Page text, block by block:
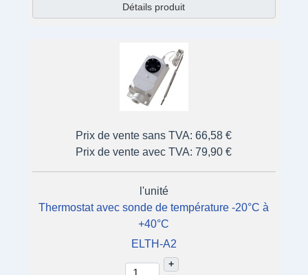
Détails produit
Prix de vente sans TVA:66,58 €
Prix de vente avec TVA:79,90 €
l'unité
Thermostat avec sonde de température -20°C à
+40°C
ELTH-A2
+